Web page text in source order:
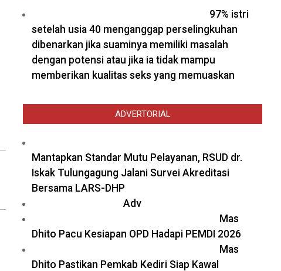
97% istri
setelah usia 40 menganggap perselingkuhan
dibenarkan jika suaminya memiliki masalah
dengan potensi atau jika ia tidak mampu
memberikan kualitas seks yang memuaskan
ADVERTORIAL
Mantapkan Standar Mutu Pelayanan, RSUD dr.
Iskak Tulungagung Jalani Survei Akreditasi
Bersama LARS-DHP
Adv
Mas
Dhito Pacu Kesiapan OPD Hadapi PEMDI 2026
Mas
Dhito Pastikan Pemkab Kediri Siap Kawal